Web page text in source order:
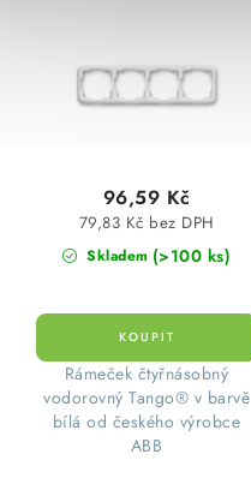
Skladem (>100 ks)
79,83 Kč bez DPH
96,59 Kč
​ Rámeček čtyřnásobný
vodorovný Tango® v barvě
bílá od českého výrobce
ABB